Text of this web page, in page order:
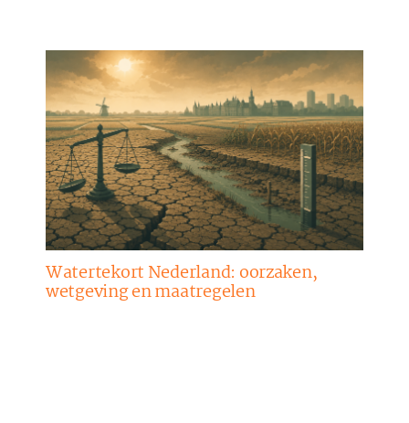
Watertekort Nederland: oorzaken,
wetgeving en maatregelen